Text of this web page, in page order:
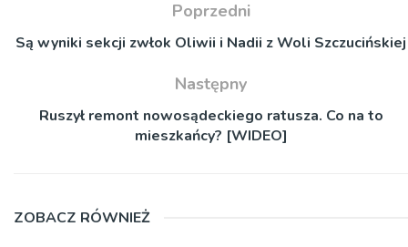
Poprzedni
Są wyniki sekcji zwłok Oliwii i Nadii z Woli Szczucińskiej
Następny
Ruszył remont nowosądeckiego ratusza. Co na to
mieszkańcy? [WIDEO]
ZOBACZ RÓWNIEŻ